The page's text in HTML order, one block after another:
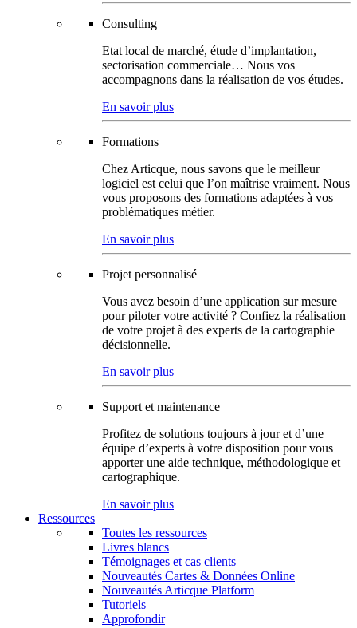
Consulting
Etat local de marché, étude d’implantation,
sectorisation commerciale… Nous vos
accompagnons dans la réalisation de vos études.
En savoir plus
Formations
Chez Articque, nous savons que le meilleur
logiciel est celui que l’on maîtrise vraiment. Nous
vous proposons des formations adaptées à vos
problématiques métier.
En savoir plus
Projet personnalisé
Vous avez besoin d’une application sur mesure
pour piloter votre activité ? Confiez la réalisation
de votre projet à des experts de la cartographie
décisionnelle.
En savoir plus
Support et maintenance
Profitez de solutions toujours à jour et d’une
équipe d’experts à votre disposition pour vous
apporter une aide technique, méthodologique et
cartographique.
En savoir plus
Ressources
Toutes les ressources
Livres blancs
Témoignages et cas clients
Nouveautés Cartes & Données Online
Nouveautés Articque Platform
Tutoriels
Approfondir